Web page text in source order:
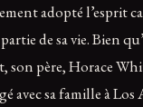
adopté l’esprit
de sa vie. Bien
son père, Horace
avec sa famille à Los